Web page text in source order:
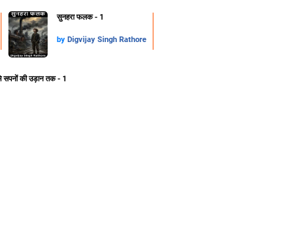
सुनहरा फलक - 1
by Digvijay Singh Rathore
सपनों की उड़ान तक - 1